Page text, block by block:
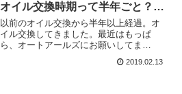
オイル交換時期って半年ごと？一
年ごと？【日産ティーダ】
以前のオイル交換から半年以上経過。オ
イル交換してきました。最近はもっぱ
ら、オートアールズにお願いしてま
産ティーダ。伝票上げておきます。RSセ
2019.02.13